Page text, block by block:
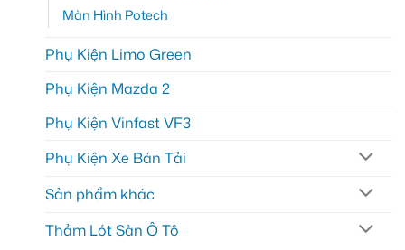
Màn Hình Potech
Phụ Kiện Limo Green
Phụ Kiện Mazda 2
Phụ Kiện Vinfast VF3
Phụ Kiện Xe Bán Tải
Sản phẩm khác
Thảm Lót Sàn Ô Tô